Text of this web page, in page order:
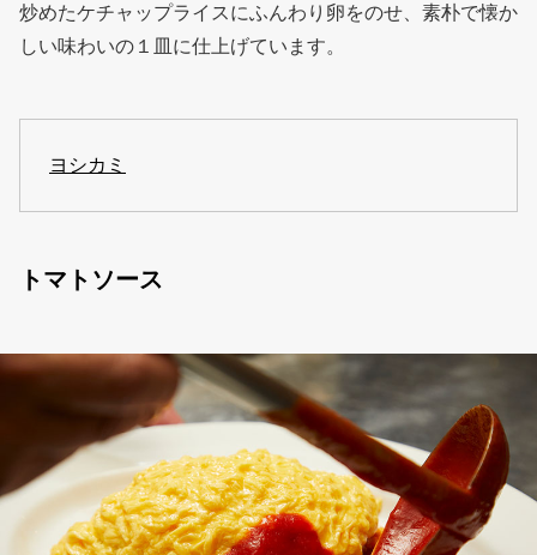
炒めたケチャップライスにふんわり卵をのせ、素朴で懐か
しい味わいの１皿に仕上げています。
ヨシカミ
トマトソース